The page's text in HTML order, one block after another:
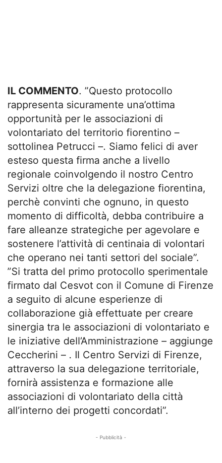
IL COMMENTO. ”Questo protocollo
rappresenta sicuramente una’ottima
opportunità per le associazioni di
volontariato del territorio fiorentino –
sottolinea Petrucci –. Siamo felici di aver
esteso questa firma anche a livello
regionale coinvolgendo il nostro Centro
Servizi oltre che la delegazione fiorentina,
perchè convinti che ognuno, in questo
momento di difficoltà, debba contribuire a
fare alleanze strategiche per agevolare e
sostenere l’attività di centinaia di volontari
che operano nei tanti settori del sociale”.
”Si tratta del primo protocollo sperimentale
firmato dal Cesvot con il Comune di Firenze
a seguito di alcune esperienze di
collaborazione già effettuate per creare
sinergia tra le associazioni di volontariato e
le iniziative dell’Amministrazione – aggiunge
Ceccherini – . Il Centro Servizi di Firenze,
attraverso la sua delegazione territoriale,
fornirà assistenza e formazione alle
associazioni di volontariato della città
all’interno dei progetti concordati”.
- Pubblicità -